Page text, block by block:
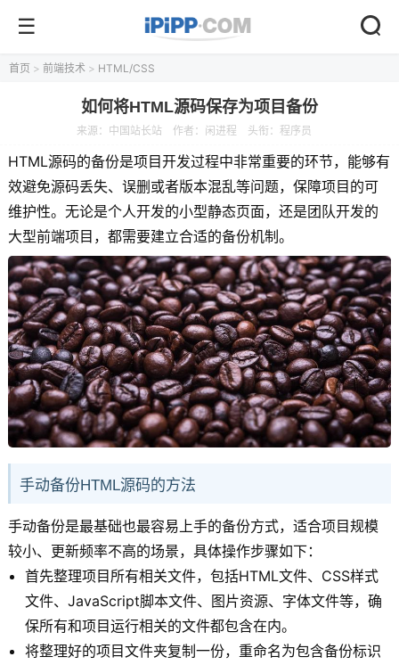
首页 > 前端技术 > HTML/CSS
如何将HTML源码保存为项目备份
来源： 中国站长站 作者：闲进程 头衔：程序员
HTML源码的备份是项目开发过程中非常重要的环节，能够有
效避免源码丢失、误删或者版本混乱等问题，保障项目的可
维护性。无论是个人开发的小型静态页面，还是团队开发的
大型前端项目，都需要建立合适的备份机制。
手动备份HTML源码的方法
手动备份是最基础也最容易上手的备份方式，适合项目规模
较小、更新频率不高的场景，具体操作步骤如下：
首先整理项目所有相关文件，包括HTML文件、CSS样式
文件、JavaScript脚本文件、图片资源、字体文件等，确
保所有和项目运行相关的文件都包含在内。
将整理好的项目文件夹复制一份，重命名为包含备份标识